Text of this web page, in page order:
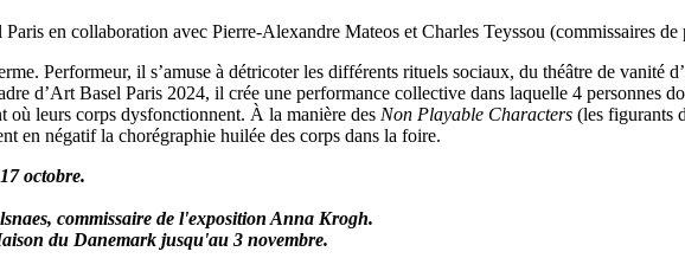
en collaboration avec Pierre-Alexandre Mateos et Charles Teyssou (commissaires
Performeur, il s’amuse à détricoter les différents rituels sociaux, du théâtre de vanité
d’Art Basel Paris 2024, il crée une performance collective dans laquelle 4 personnes
où leurs corps dysfonctionnent. À la manière des Non Playable Characters (les figurants
en négatif la chorégraphie huilée des corps dans la foire.
octobre.
, commissaire de l'exposition Anna Krogh.
du Danemark jusqu'au 3 novembre.